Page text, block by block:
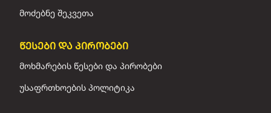
მოძებნე შეკვეთა
წესები და პირობები
მოხმარების წესები და პირობები
უსაფრთხოების პოლიტიკა